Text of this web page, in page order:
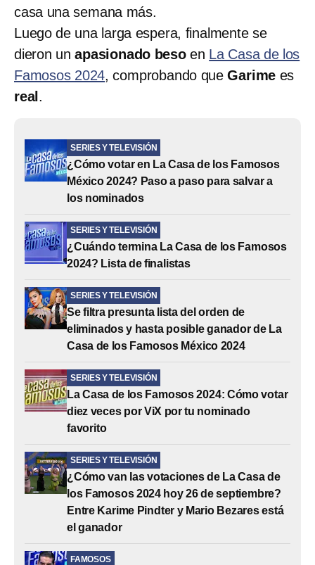
casa una semana más.
Luego de una larga espera, finalmente se
dieron unapasionado besoen La Casa de los
Famosos 2024, comprobando queGarime es
real .
SERIES Y TELEVISIÓN
¿Cómo votar en La Casa de los Famosos
México 2024? Paso a paso para salvar a
los nominados
SERIES Y TELEVISIÓN
¿Cuándo termina La Casa de los Famosos
2024? Lista de finalistas
SERIES Y TELEVISIÓN
Se filtra presunta lista del orden de
eliminados y hasta posible ganador de La
Casa de los Famosos México 2024
SERIES Y TELEVISIÓN
La Casa de los Famosos 2024: Cómo votar
diez veces por ViX por tu nominado
favorito
SERIES Y TELEVISIÓN
¿Cómo van las votaciones de La Casa de
los Famosos 2024 hoy 26 de septiembre?
Entre Karime Pindter y Mario Bezares está
el ganador
FAMOSOS